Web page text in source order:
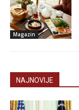
Magazin
NAJNOVIJE